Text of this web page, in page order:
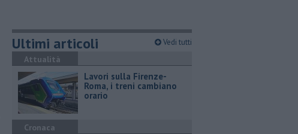
Ultimi articoli Vedi tutti
Attualità
Lavori sulla Firenze-
Roma, i treni cambiano
orario
Cronaca